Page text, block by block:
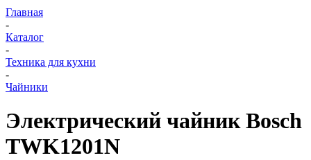
Главная
-
Каталог
-
Техника для кухни
-
Чайники
Электрический чайник Bosch
TWK1201N